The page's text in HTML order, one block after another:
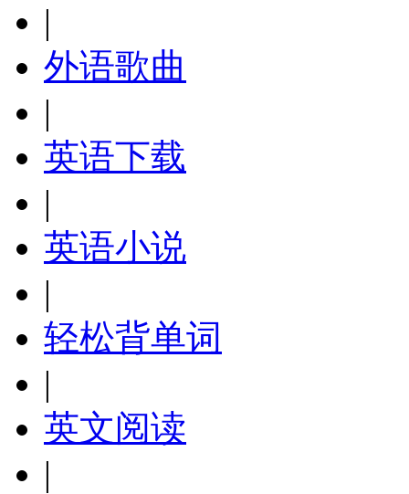
|
外语歌曲
|
英语下载
|
英语小说
|
轻松背单词
|
英文阅读
|